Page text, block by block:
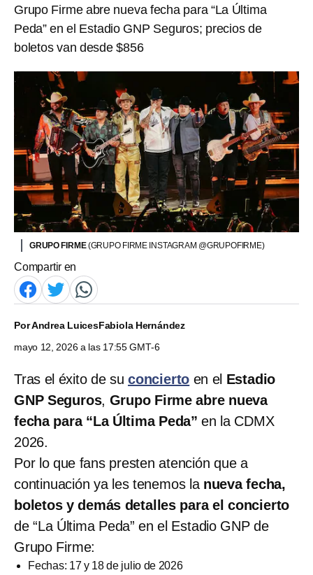
Grupo Firme abre nueva fecha para “La Última
Peda” en el Estadio GNP Seguros; precios de
boletos van desde $856
GRUPO FIRME(GRUPO FIRME INSTAGRAM @GRUPOFIRME)
Compartir en
PorAndrea LuicesFabiola Hernández
mayo 12, 2026 a las 17:55 GMT-6
Tras el éxito de su concierto en el Estadio
GNP Seguros, Grupo Firme abre nueva
fecha para “La Última Peda” en la CDMX
2026.
Por lo que fans presten atención que a
continuación ya les tenemos la nueva fecha,
boletos y demás detalles para el concierto
de “La Última Peda” en el Estadio GNP de
Grupo Firme:
Fechas: 17 y 18 de julio de 2026